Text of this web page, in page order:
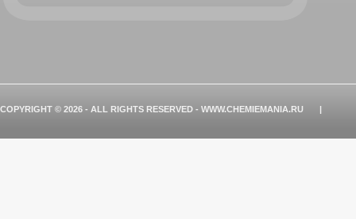
COPYRIGHT © 2026 - ALL RIGHTS RESERVED - WWW.CHEMIEMANIA.RU |